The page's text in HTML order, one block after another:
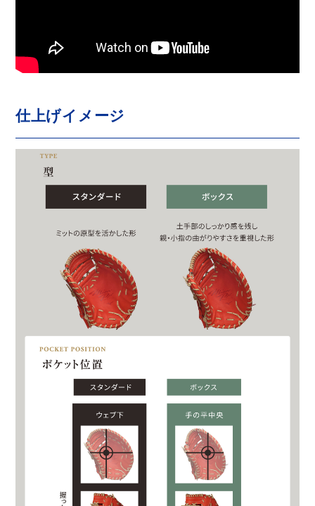
仕上げイメージ